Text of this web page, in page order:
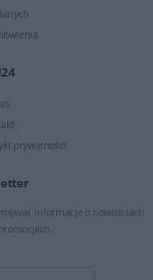
prywatności
informacje o nowościach